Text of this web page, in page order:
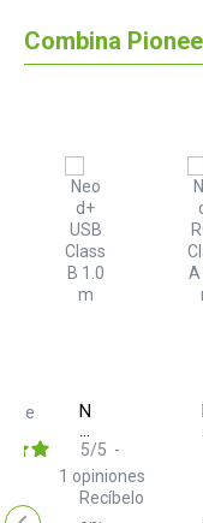
Combina
Neo
d+
USB
Class
B
1.0
Recíbelo
5/5 -
1 opiniones